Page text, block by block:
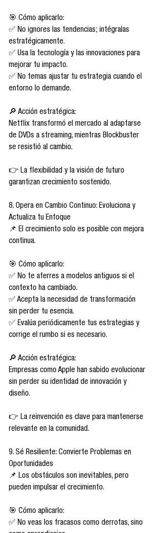
🎯 Cómo aplicarlo:
✅ No ignores las tendencias; intégralas
estratégicamente.
✅ Usa la tecnología y las innovaciones para
mejorar tu impacto.
✅ No temas ajustar tu estrategia cuando el
entorno lo demande.
🔎 Acción estratégica:
Netflix transformó el mercado al adaptarse
de DVDs a streaming, mientras Blockbuster
se resistió al cambio.
👉 La flexibilidad y la visión de futuro
garantizan crecimiento sostenido.
8. Opera en Cambio Continuo: Evoluciona y
Actualiza tu Enfoque
📌 El crecimiento solo es posible con mejora
continua.
🎯 Cómo aplicarlo:
✅ No te aferres a modelos antiguos si el
contexto ha cambiado.
✅ Acepta la necesidad de transformación
sin perder tu esencia.
✅ Evalúa periódicamente tus estrategias y
corrige el rumbo si es necesario.
🔎 Acción estratégica:
Empresas como Apple han sabido evolucionar
sin perder su identidad de innovación y
diseño.
👉 La reinvención es clave para mantenerse
relevante en la comunidad.
9. Sé Resiliente: Convierte Problemas en
Oportunidades
📌 Los obstáculos son inevitables, pero
pueden impulsar el crecimiento.
🎯 Cómo aplicarlo:
✅ No veas los fracasos como derrotas, sino